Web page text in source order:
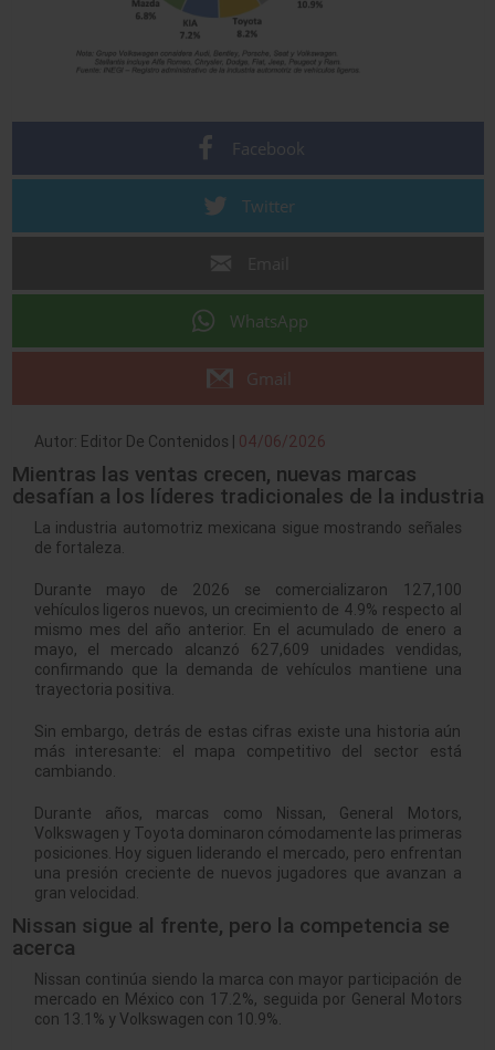
Facebook
Twitter
WhatsApp
Gmail
Autor: Editor De Contenidos | 04/06/2026
Mientras las ventas crecen, nuevas marcas
desafían a los líderes tradicionales de la industria
La industria automotriz mexicana sigue mostrando señales
de fortaleza.
Durante mayo de 2026 se comercializaron 127,100
vehículos ligeros nuevos, un crecimiento de 4.9% respecto al
mismo mes del año anterior. En el acumulado de enero a
mayo, el mercado alcanzó 627,609 unidades vendidas,
confirmando que la demanda de vehículos mantiene una
trayectoria positiva.
Sin embargo, detrás de estas cifras existe una historia aún
más interesante: el mapa competitivo del sector está
cambiando.
Durante años, marcas como Nissan, General Motors,
Volkswagen y Toyota dominaron cómodamente las primeras
posiciones. Hoy siguen liderando el mercado, pero enfrentan
una presión creciente de nuevos jugadores que avanzan a
gran velocidad.
Nissan sigue al frente, pero la competencia se
acerca
Nissan continúa siendo la marca con mayor participación de
mercado en México con 17.2%, seguida por General Motors
con 13.1% y Volkswagen con 10.9%.